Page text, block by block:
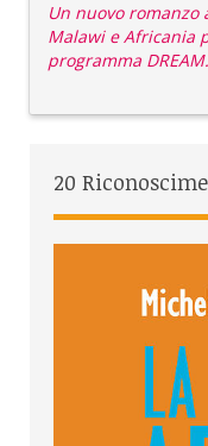
Un nuovo romanzo
Malawi e Africania
programma
20